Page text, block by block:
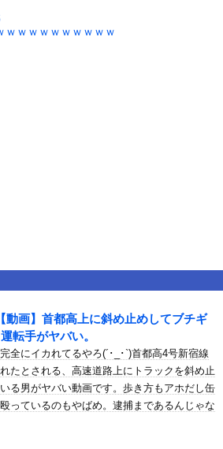
ｗｗｗｗ
ぶ
おかしい（笑）
ｗｗｗｗｗｗｗｗｗｗ
【動画】首都高上に斜め止めしてブチギ
転手がヤバい。
全にイカれてるやろ(´･_･`)首都高4号新宿線
れたとされる、高速道路上にトラックを斜め止
る男がヤバい動画です。歩き方もアホだし缶
っているのもやばめ。逮捕まであるんじゃな